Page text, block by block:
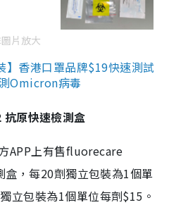
片放大
】香港口罩品牌$19快速測試
Omicron病毒
原快速檢測盒
APP上有售fluorecare
盒，每20劑獨立包裝為1個單
立包裝為1個單位每劑$15。